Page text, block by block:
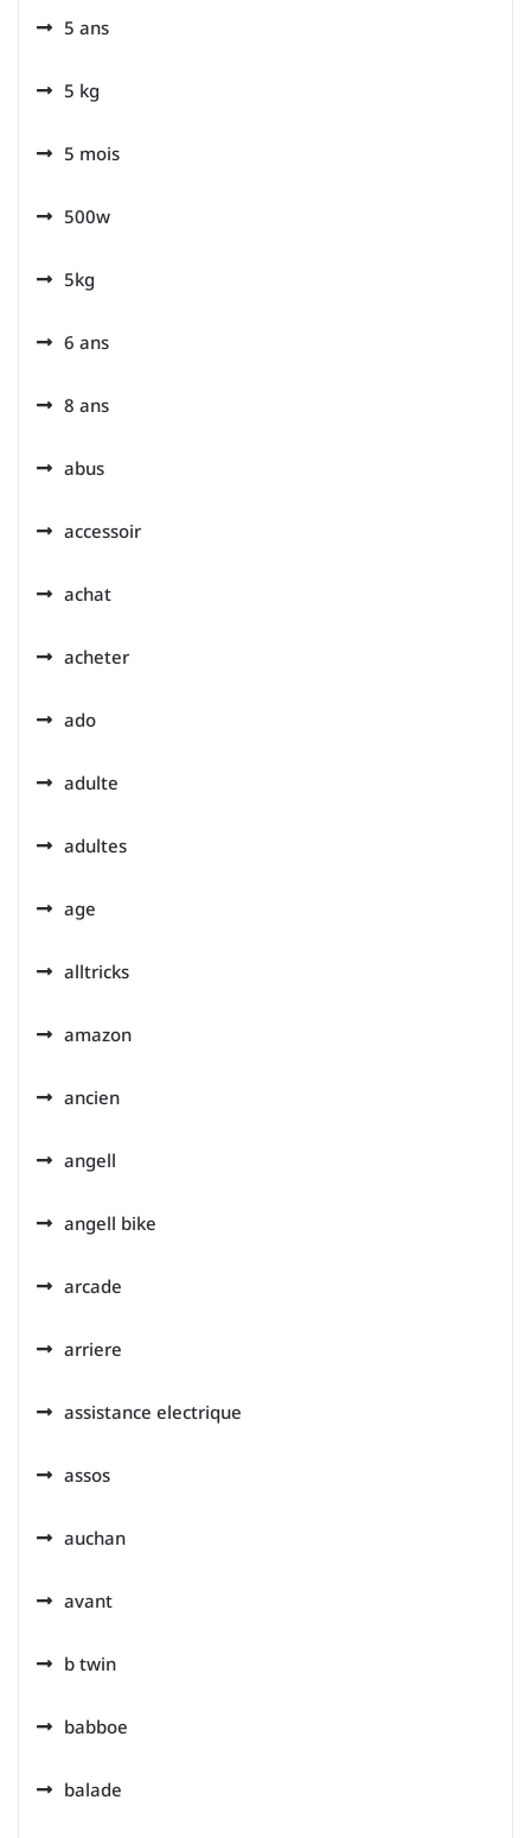
5 ans
5 kg
5 mois
500w
5kg
6 ans
8 ans
abus
accessoir
achat
acheter
ado
adulte
adultes
age
alltricks
amazon
ancien
angell
angell bike
arcade
arriere
assistance electrique
assos
auchan
avant
b twin
babboe
balade